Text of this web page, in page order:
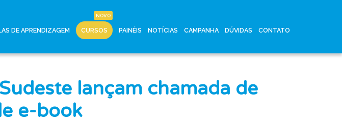
DE APRENDIZAGEM CURSOS PAINÉIS NOTÍCIAS CAMPANHA DÚVIDAS CONTATO
lançam chamada de
e-book